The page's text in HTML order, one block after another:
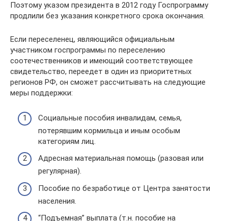
Поэтому указом президента в 2012 году Госпрограмму
продлили без указания конкретного срока окончания.
Если переселенец, являющийся официальным
участником госпрограммы по переселению
соотечественников и имеющий соответствующее
свидетельство, переедет в один из приоритетных
регионов РФ, он сможет рассчитывать на следующие
меры поддержки:
Социальные пособия инвалидам, семья,
потерявшим кормильца и иным особым
категориям лиц.
Адресная материальная помощь (разовая или
регулярная).
Пособие по безработице от Центра занятости
населения.
“Подъемная” выплата (т.н. пособие на